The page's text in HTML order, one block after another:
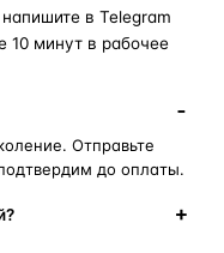
в Telegram
10 минут в рабочее
Отправьте
до оплаты.